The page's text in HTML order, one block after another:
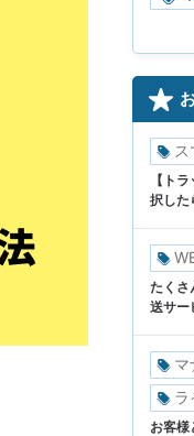
ス
【ト
択した
たくさ
送サー
マ
ラ
お客様